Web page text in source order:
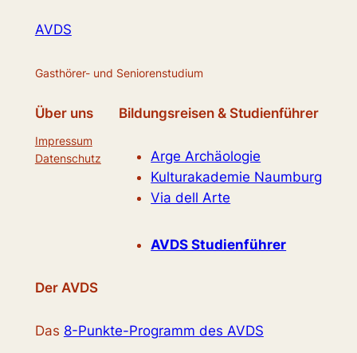
AVDS
Gasthörer- und Seniorenstudium
Über uns
Impressum
Datenschutz
Bildungsreisen & Studienführer
Arge Archäologie
Kulturakademie Naumburg
Via dell Arte
AVDS Studienführer
Der AVDS
Das 8-Punkte-Programm des AVDS